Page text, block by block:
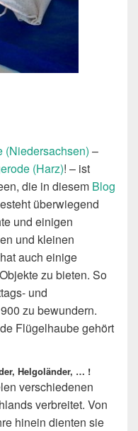
(Niedersachsen) –
(Harz)! – ist
die in diesem Blog
überwiegend
und einigen
und kleinen
hat auch einige
zu bieten. So
und
zu bewundern.
Flügelhaube gehört
Helgoländer, … !
verschiedenen
verbreitet. Von
hinein dienten sie